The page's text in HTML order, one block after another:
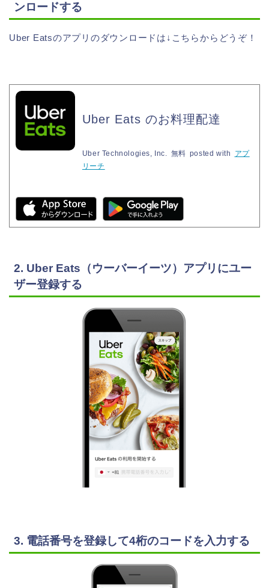
ンロードする
Uber Eatsのアプリのダウンロードは↓こちらからどうぞ！
Uber Eats のお料理配達
Uber Technologies, Inc. 無料 posted with
アプ
リーチ
2. Uber Eats（ウーバーイーツ）アプリにユー
ザー登録する
3. 電話番号を登録して4桁のコードを入力する